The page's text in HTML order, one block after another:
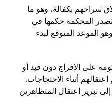
سراحهم بكفالة، وهو ما
المحكمة حكمها في
الموعد المتوقع لبدء
على الإفراج دون قيد أو
أثناء الاحتجاجات.
تبرير اعتقال المتظاهرين